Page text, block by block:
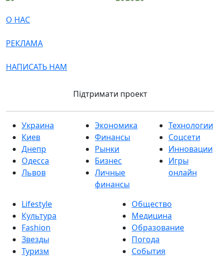
О НАС
РЕКЛАМА
НАПИСАТЬ НАМ
Підтримати проект
Украина
Киев
Днепр
Одесса
Львов
Экономика
Финансы
Рынки
Бизнес
Личные
финансы
Технологии
Соцсети
Инновации
Игры
онлайн
Lifestyle
Культура
Fashion
Звезды
Туризм
Общество
Медицина
Образование
Погода
События